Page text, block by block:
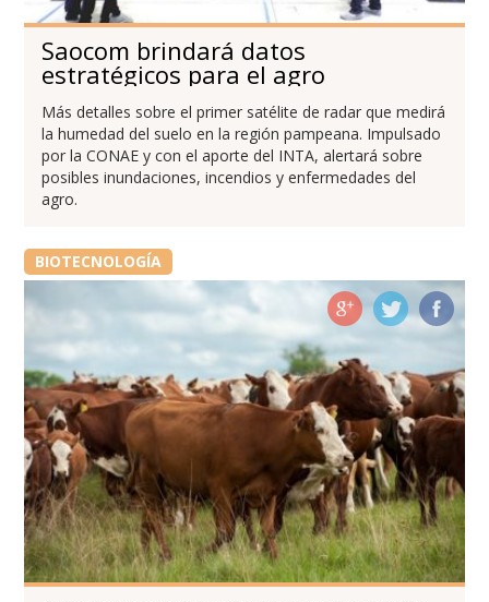
Saocom brindará datos
estratégicos para el agro
Más detalles sobre el primer satélite de radar que medirá
la humedad del suelo en la región pampeana. Impulsado
por la CONAE y con el aporte del INTA, alertará sobre
posibles inundaciones, incendios y enfermedades del
agro.
BIOTECNOLOGÍA